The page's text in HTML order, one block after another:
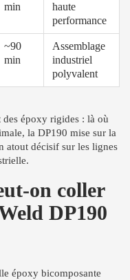
min
haute
performance
~90
min
Assemblage
industriel
polyvalent
époxy rigides : là où
la DP190 mise sur la
atout décisif sur les lignes
on coller
DP190
époxy bicomposante